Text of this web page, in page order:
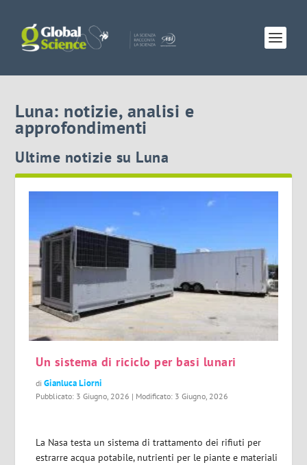
Luna: notizie, analisi e
approfondimenti
Ultime notizie su Luna
Un sistema di riciclo per basi lunari
diGianluca Liorni
Pubblicato: 3 Giugno, 2026 | Modificato: 3 Giugno, 2026
La Nasa testa un sistema di trattamento dei rifiuti per
estrarre acqua potabile, nutrienti per le piante e materiali